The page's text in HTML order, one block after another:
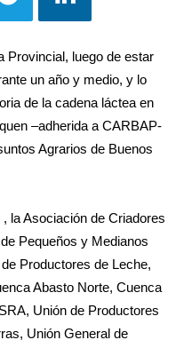
Provincial, luego de estar
un año y medio, y lo
de la cadena láctea en
–adherida a CARBAP-
Agrarios de Buenos
la Asociación de Criadores
Pequeños y Medianos
Productores de Leche,
Abasto Norte, Cuenca
Unión de Productores
Unión General de